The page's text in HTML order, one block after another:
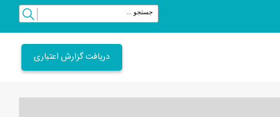
دریافت گزارش اعتباری